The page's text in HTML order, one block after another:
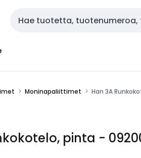
Haku
Moninapaliittimet Han 3A
pinta -